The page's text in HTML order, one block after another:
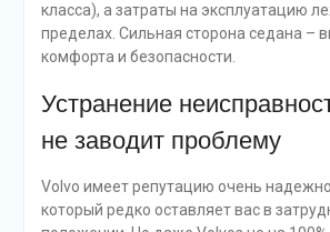
класса), а затраты на эксплуатацию
пределах. Сильная сторона седана –
комфорта и безопасности.
Устранение
не заводит проблему
Volvo имеет репутацию очень
который редко оставляет вас в